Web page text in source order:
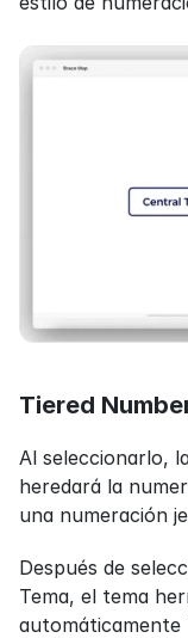
Tiered
Al seleccionarlo,
heredará la
una numeración
Después de
Tema, el tema
automáticamente